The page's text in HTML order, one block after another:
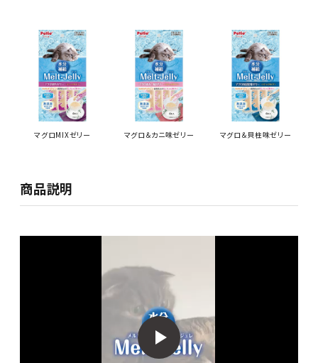
マグロMIXゼリー マグロ＆カニ味ゼリー マグロ＆貝柱味ゼリー
商品説明